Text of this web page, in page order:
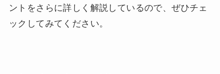
ントをさらに詳しく解説しているので、ぜひチェ
ックしてみてください。